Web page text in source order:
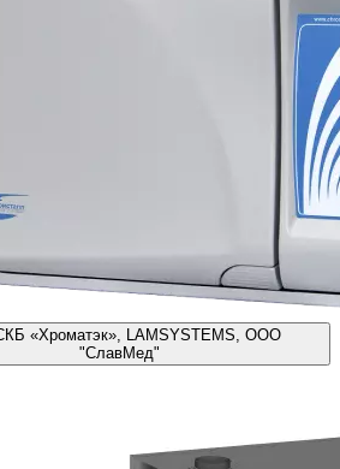
«Хроматэк», LAMSYSTEMS, ООО
"СлавМед"